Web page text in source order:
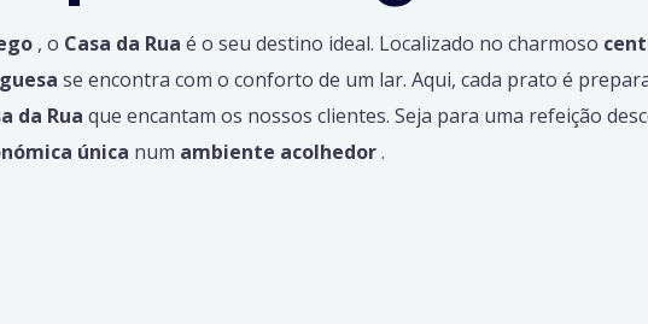
, o Casa da Rua é o seu destino ideal. Localizado no charmoso
se encontra com o conforto de um lar. Aqui, cada prato é
da Rua que encantam os nossos clientes. Seja para uma refeição
única num ambiente acolhedor.